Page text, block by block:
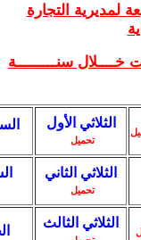
السداسي الأو
السداسي الثاني
تحميل
الحصيلة